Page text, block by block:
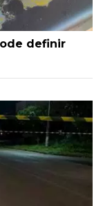
definir